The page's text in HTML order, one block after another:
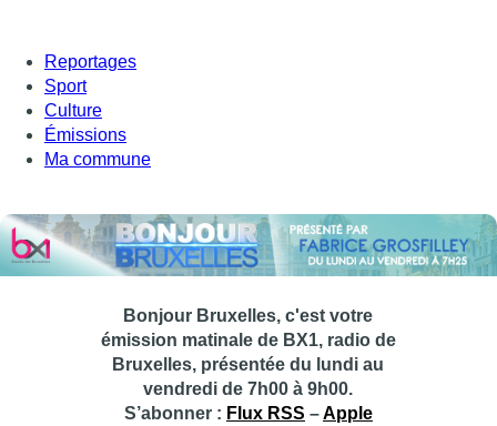
Reportages
Sport
Culture
Émissions
Ma commune
Bonjour Bruxelles, c'est votre
émission matinale de BX1, radio de
Bruxelles, présentée du lundi au
vendredi de 7h00 à 9h00.
S’abonner : Flux RSS –Apple